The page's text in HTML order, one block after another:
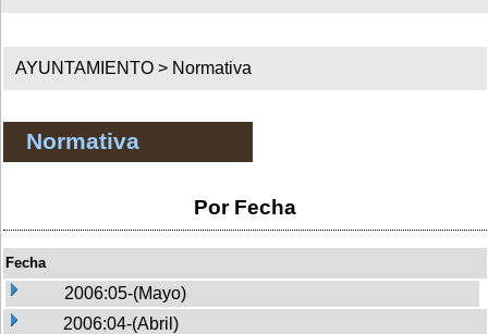
AYUNTAMIENTO > Normativa
Normativa
Por Fecha
Fecha
2006:05-(Mayo)
2006:04-(Abril)